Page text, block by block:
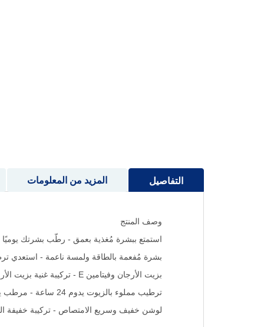
التفاصيل
وصف المنتج
استمتع ببشرة مُغذية بعمق - رطّب بشرتك
بشرة مُفعمة بالطاقة ولمسة ناعمة - استعدي
بزيت الأرجان وفيتامين E - تركيبة غنية بزيت الأرجان وفيتامين E تغذي البشرة وتعزز الإشراقة مع ترطيبها وتنعيمها بشكل واضح لاستعادة حيوية الجسم بالكامل.
ترطيب مملوء بالزيوت يدوم 24 ساعة - مرطب يومي يغذي ويدلل البشرة ويحتوي على زيت الأرجان المغربي الإصلاحي بالإضافة إلى فيتامين E.
لوشن خفيف وسريع الامتصاص - تركيبة خفيفة
المزيد من المعلومات